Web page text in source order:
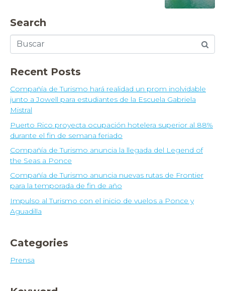
Search
Recent Posts
Compañía de Turismo hará realidad un prom inolvidable
junto a Jowell para estudiantes de la Escuela Gabriela
Mistral
Puerto Rico proyecta ocupación hotelera superior al 88%
durante el fin de semana feriado
Compañía de Turismo anuncia la llegada del Legend of
the Seas a Ponce
Compañía de Turismo anuncia nuevas rutas de Frontier
para la temporada de fin de año
Impulso al Turismo con el inicio de vuelos a Ponce y
Aguadilla
Categories
Prensa